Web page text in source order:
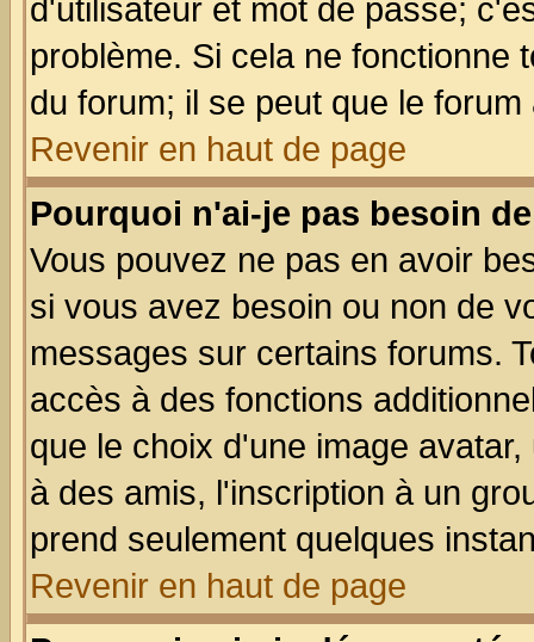
d'utilisateur et mot de passe;
problème. Si cela ne fonctionne
du forum; il se peut que le
Revenir en haut de page
Pourquoi n'ai-je pas besoin
Vous pouvez ne pas en avoir
si vous avez besoin ou non de
messages sur certains forums.
accès à des fonctions
que le choix d'une image
à des amis, l'inscription à un
prend seulement quelques
Revenir en haut de page